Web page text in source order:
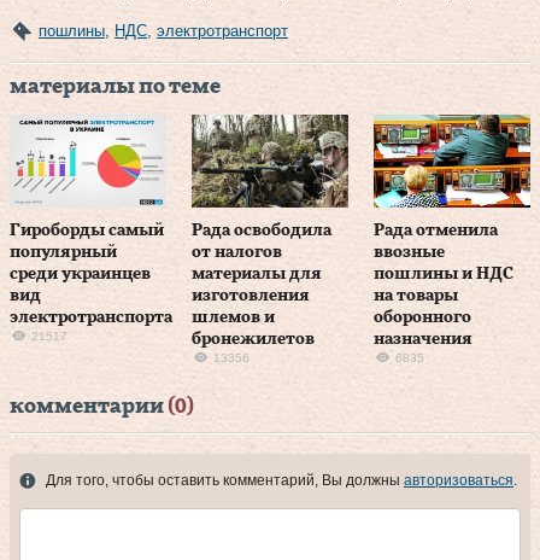
пошлины НДС электротранспорт
материалы по теме
Гироборды самый
популярный
среди украинцев
вид
электротранспорта
21517
Рада освободила
от налогов
материалы для
изготовления
шлемов и
бронежилетов
13356
Рада отменила
ввозные
пошлины и НДС
на товары
оборонного
назначения
6835
комментарии (0)
Для того, чтобы оставить комментарий, Вы должны авторизоваться.